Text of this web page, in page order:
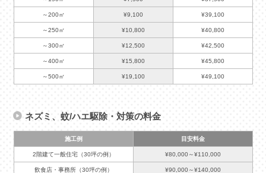
～200㎡ ¥9,100 ¥39,100
～250㎡ ¥10,800 ¥40,800
～300㎡ ¥12,500 ¥42,500
～400㎡ ¥15,800 ¥45,800
～500㎡ ¥19,100 ¥49,100
ネズミ、蚊/ハエ駆除・対策の料金
施工例 目安料金
2階建て一般住宅（30坪の例） ¥80,000～¥110,000
飲食店・事務所（30坪の例） ¥90,000～¥140,000